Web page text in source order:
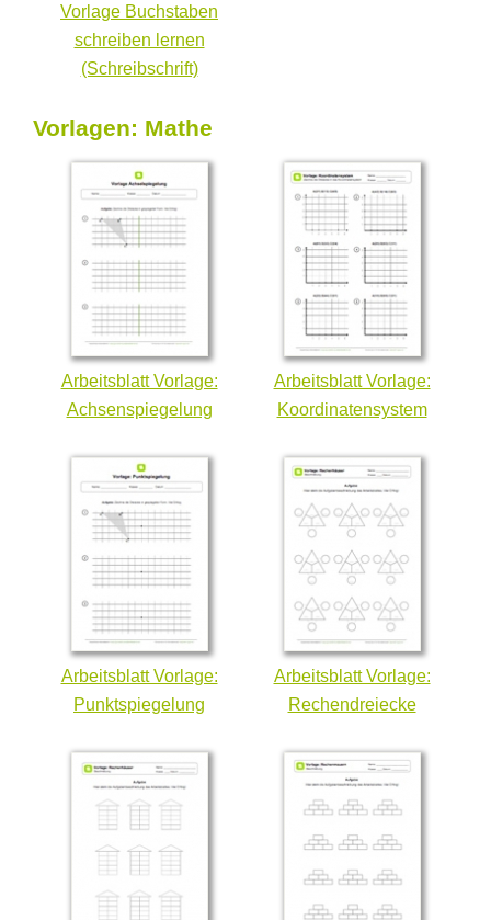
Vorlage Buchstaben
schreiben lernen
(Schreibschrift)
Vorlagen: Mathe
Arbeitsblatt Vorlage:
Achsenspiegelung
Arbeitsblatt Vorlage:
Koordinatensystem
Arbeitsblatt Vorlage:
Punktspiegelung
Arbeitsblatt Vorlage:
Rechendreiecke